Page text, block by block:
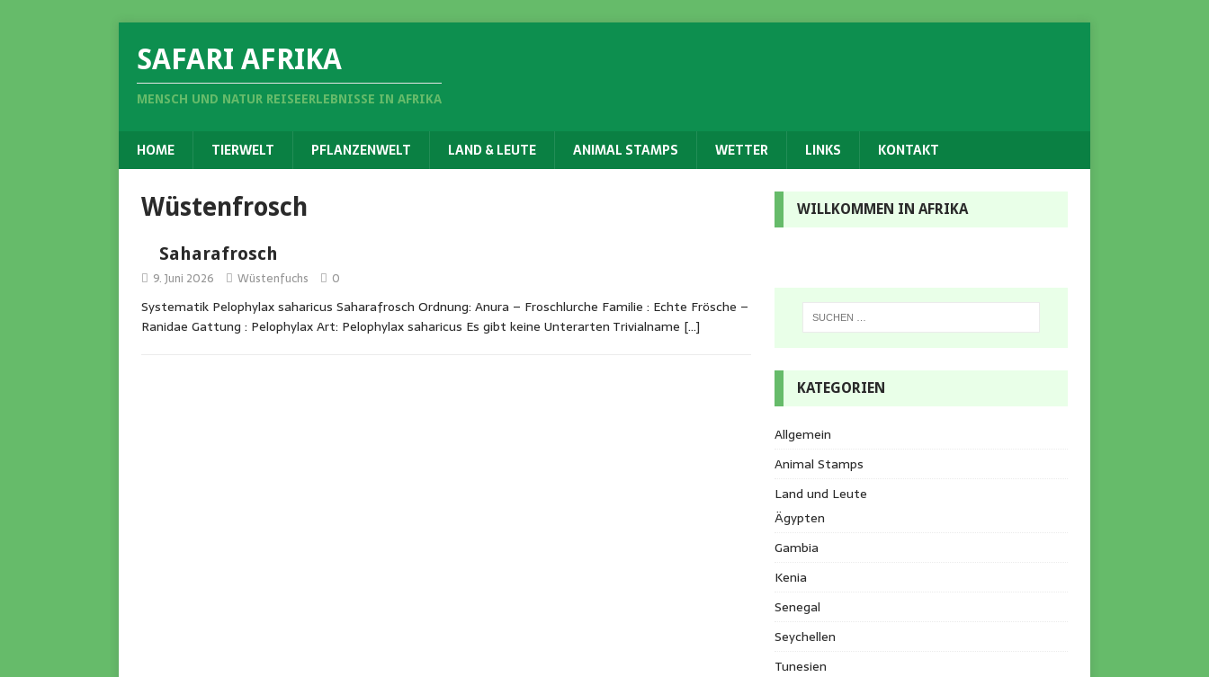
SAFARI AFRIKA
MENSCH UND NATUR REISEERLEBNISSE IN AFRIKA
HOME TIERWELT PFLANZENWELT LAND & LEUTE ANIMAL STAMPS WETTER LINKS KONTAKT
Wüstenfrosch
Saharafrosch
9. Juni 2026 Wüstenfuchs 0
Systematik Pelophylax saharicus Saharafrosch Ordnung: Anura – Froschlurche Familie : Echte Frösche –
Ranidae Gattung : Pelophylax Art: Pelophylax saharicus Es gibt keine Unterarten Trivialname […]
WILLKOMMEN IN AFRIKA
KATEGORIEN
Allgemein
Animal Stamps
Land und Leute
Ägypten
Gambia
Kenia
Senegal
Seychellen
Tunesien